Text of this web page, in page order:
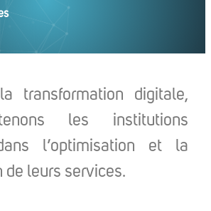
transformation digitale,
les institutions
l’optimisation et la
de leurs services.